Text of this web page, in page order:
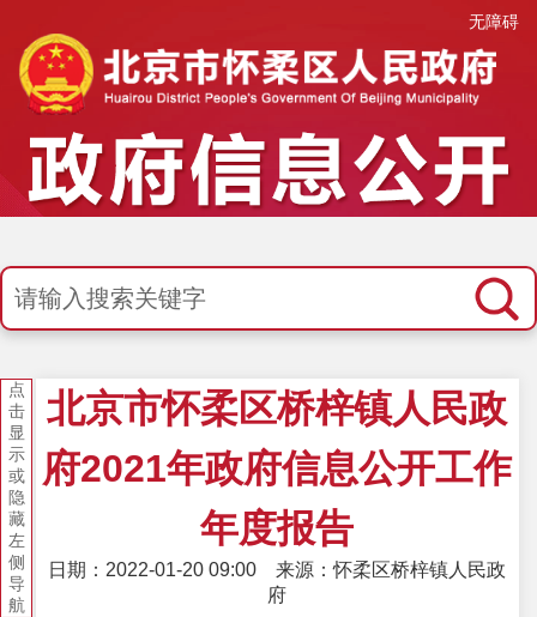
无障碍
点
击
显
示
或
隐
藏
左
侧
导
航
北京市怀柔区桥梓镇人民政
府2021年政府信息公开工作
年度报告
日期：2022-01-20 09:00
来源：怀柔区桥梓镇人民政
府